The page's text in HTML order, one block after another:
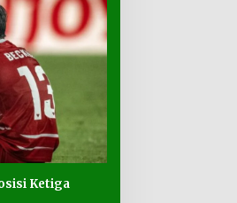
Ketiga